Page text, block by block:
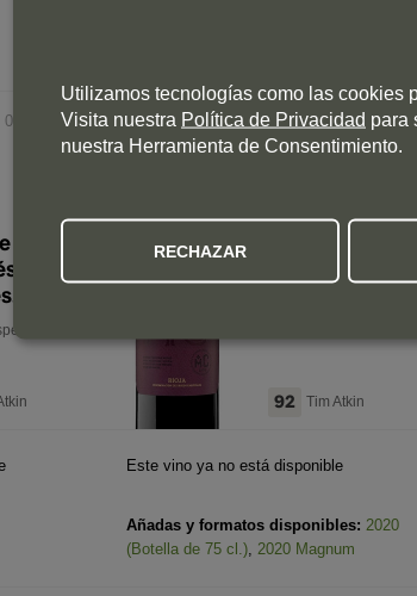
0 valoración 4,0 4
de
2019
4
92 Tim Atkin
Este vino ya no está disponible
Añadas y formatos disponibles: 2020
(Botella de 75 cl.), 2020 Magnum
Utilizamos tecnologías como las cookies
Visita nuestra Política de Privacidad para
nuestra Herramienta de Consentimiento.
RECHAZAR